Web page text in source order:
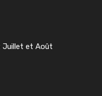
Juillet et Août